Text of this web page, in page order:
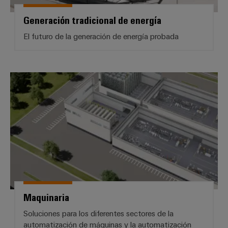
de
cuadros
eléctricos
Soluciones
para
retos
de
la
fabricación
cuadros
Maquinaria
Soluciones
circuito
conectores
para
circuito
impreso
Fabricante
de
dispositivos
originales
(OEM)
E/S
Ethernet
industrial
táctiles
Herramientas
de
ingeniería
visualización
Medición
de
energía
Weidmüller
Aceptamos
Desafíos
Es
Generación tradicional de energía
El futuro de la generación de energía probada
Maquinaria
Maquinaria
Soluciones para los diferentes sectores de la
automatización de máquinas y la automatización